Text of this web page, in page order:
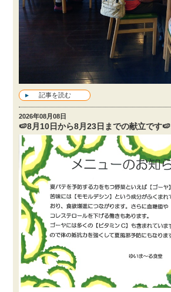
記事を読む
2026年08月08日
🍉8月10日から8月23日までの献立です🍉